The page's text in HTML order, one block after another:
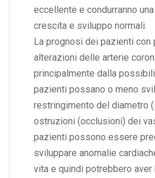
eccellente e condurranno
crescita e sviluppo normali.
La prognosi dei pazienti con
alterazioni delle arterie
principalmente dalla
pazienti possano o meno
restringimento del diametro
ostruzioni (occlusioni) dei
pazienti possono essere
sviluppare anomalie
vita e quindi potrebbero